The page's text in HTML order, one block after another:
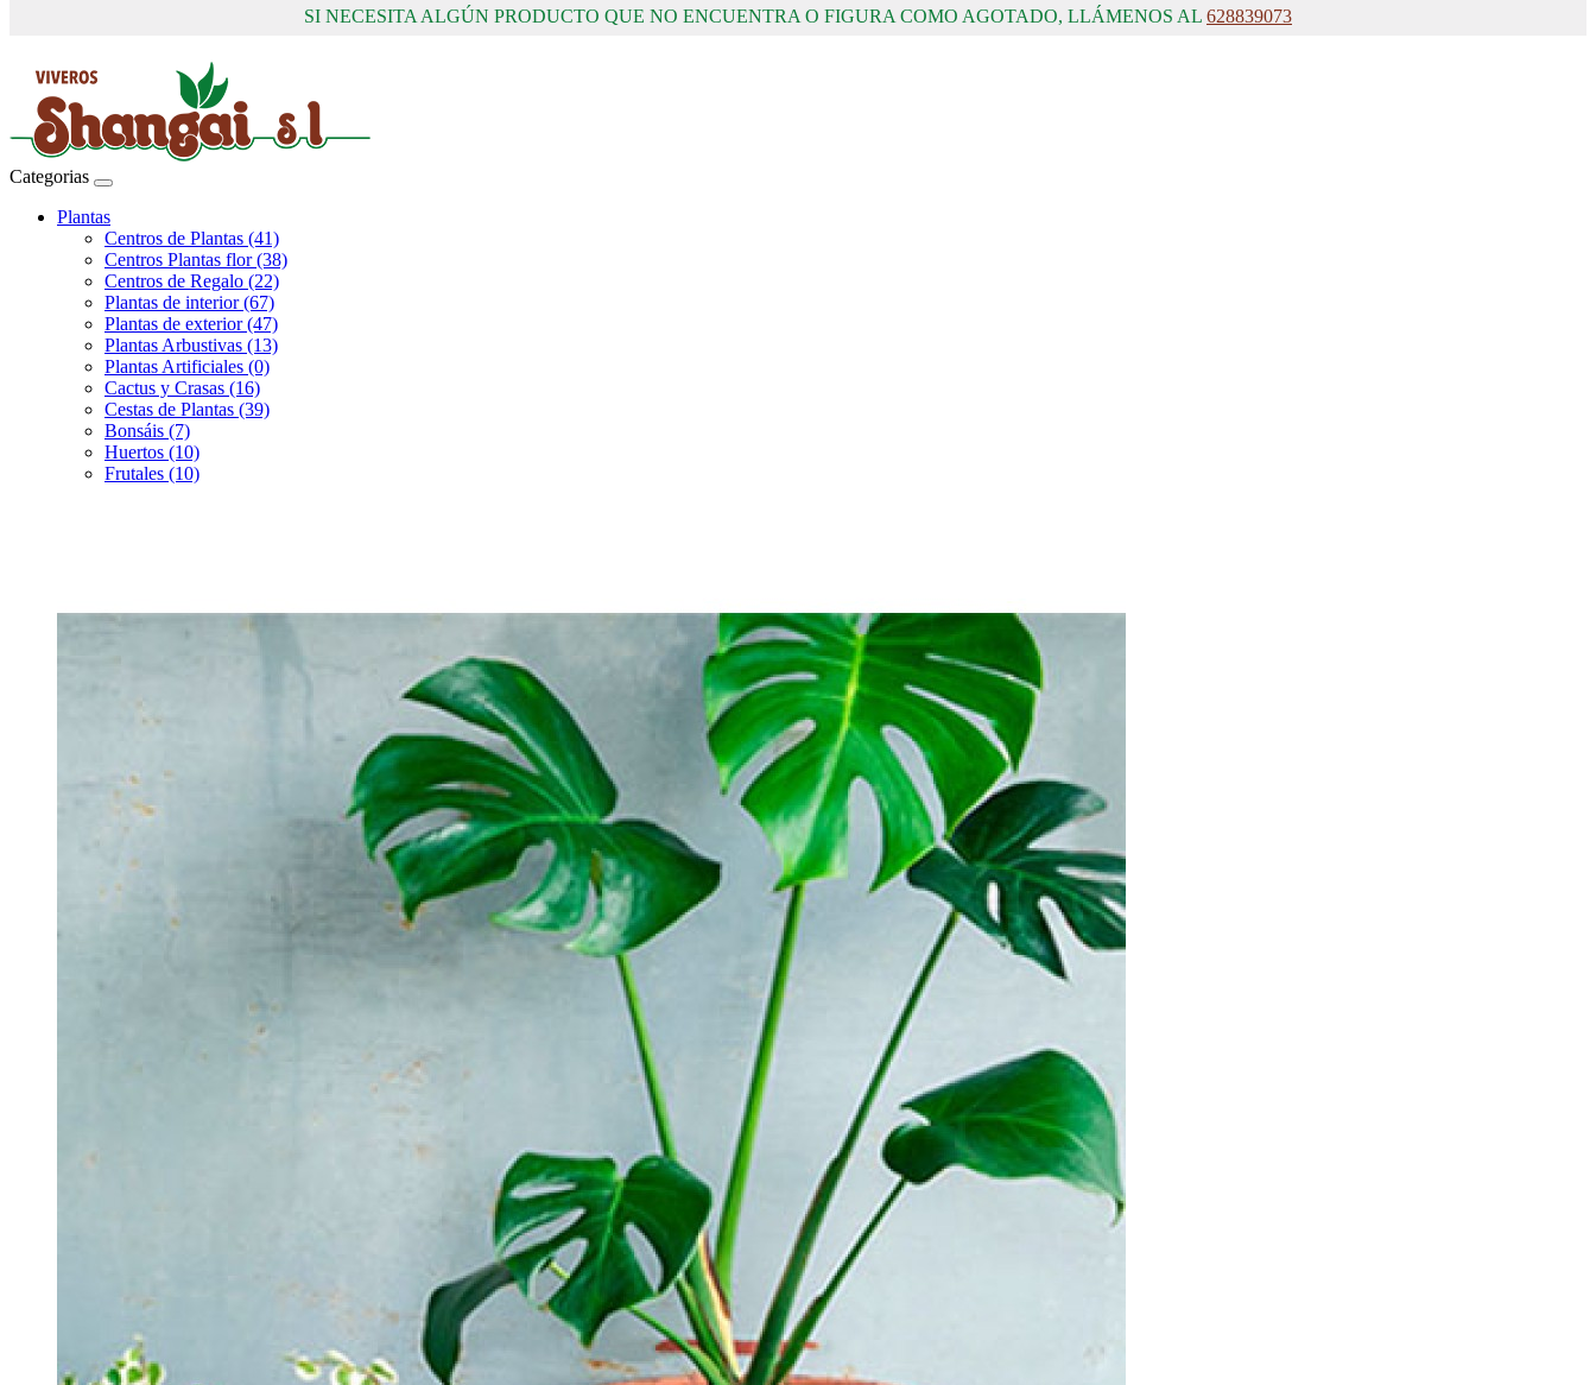
SI NECESITA ALGÚN PRODUCTO QUE NO ENCUENTRA O FIGURA COMO AGOTADO, LLÁMENOS AL 628839073
Categorias
Plantas
Centros de Plantas (41)
Centros Plantas flor (38)
Centros de Regalo (22)
Plantas de interior (67)
Plantas de exterior (47)
Plantas Arbustivas (13)
Plantas Artificiales (0)
Cactus y Crasas (16)
Cestas de Plantas (39)
Bonsáis (7)
Huertos (10)
Frutales (10)